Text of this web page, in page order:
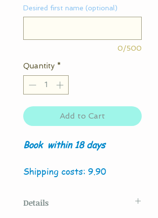
Desired first name (optional)
0/500
Quantity *
Add to Cart
Book within 18 days
Shipping costs: 9.90
Details